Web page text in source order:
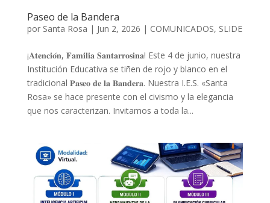
Paseo de la Bandera
por Santa Rosa | Jun 2, 2026 | COMUNICADOS, SLIDE
¡𝐀𝐭𝐞𝐧𝐜𝐢𝐨́𝐧, 𝐅𝐚𝐦𝐢𝐥𝐢𝐚 𝐒𝐚𝐧𝐭𝐚𝐫𝐫𝐨𝐬𝐢𝐧𝐚! Este 4 de junio, nuestra
Institución Educativa se tiñen de rojo y blanco en el
tradicional 𝐏𝐚𝐬𝐞𝐨 𝐝𝐞 𝐥𝐚 𝐁𝐚𝐧𝐝𝐞𝐫𝐚. Nuestra I.E.S. «Santa
Rosa» se hace presente con el civismo y la elegancia
que nos caracterizan. Invitamos a toda la...